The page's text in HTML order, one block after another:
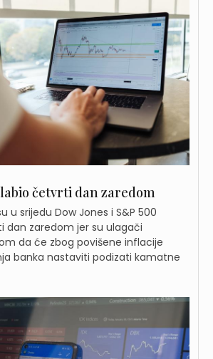
četvrti dan zaredom
u srijedu Dow Jones i S&P 500
dan zaredom jer su ulagači
da će zbog povišene inflacije
banka nastaviti podizati kamatne